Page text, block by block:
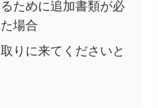
ために追加書類が必
場合
りに来てくださいと